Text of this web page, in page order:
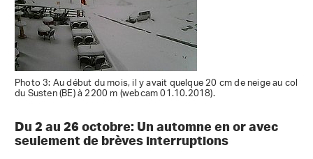
Photo 3: Au début du mois, il y avait quelque 20 cm de neige au col
du Susten (BE) à 2200 m (webcam 01.10.2018).
Du 2 au 26 octobre: Un automne en or avec
seulement de brèves interruptions